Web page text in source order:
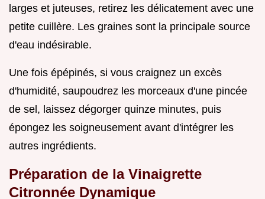
larges et juteuses, retirez les délicatement avec une
petite cuillère. Les graines sont la principale source
d'eau indésirable.
Une fois épépinés, si vous craignez un excès
d'humidité, saupoudrez les morceaux d'une pincée
de sel, laissez dégorger quinze minutes, puis
épongez les soigneusement avant d'intégrer les
autres ingrédients.
Préparation de la Vinaigrette
Citronnée Dynamique